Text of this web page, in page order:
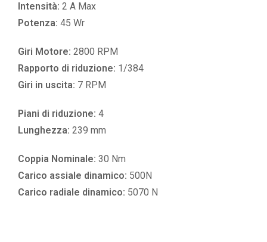
Intensità: 2 A Max
Potenza: 45 Wr
Giri Motore: 2800 RPM
Rapporto di riduzione: 1/384
Giri in uscita: 7 RPM
Piani di riduzione: 4
Lunghezza: 239 mm
Coppia Nominale: 30 Nm
Carico assiale dinamico: 500N
Carico radiale dinamico: 5070 N